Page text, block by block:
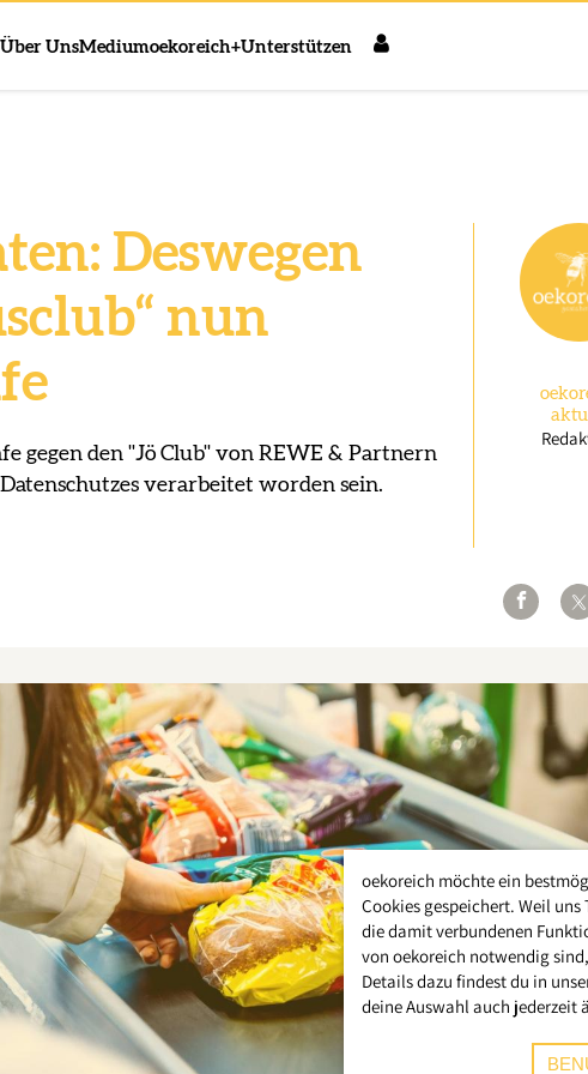
Über UnsMediumoekoreich+Unterstützen
Deswegen
nun
gegen den "Jö Club" von REWE & Partnern
verarbeitet worden sein.
oekoreich möchte ein
Cookies gespeichert. Weil
die damit verbundenen
von oekoreich notwendig
Details dazu findest du in
deine Auswahl auch jederzeit